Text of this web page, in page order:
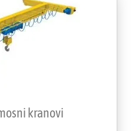
kranovi